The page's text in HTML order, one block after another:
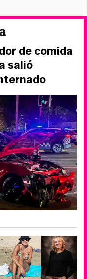
de comida
salió